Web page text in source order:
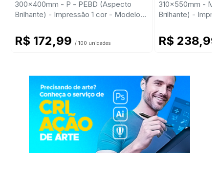
300x400mm - P - PEBD (Aspecto
Brilhante) - Impressão 1 cor - Modelo
R$ 172,99 / 100 unidades
310x550mm - M
Brilhante) -
R$